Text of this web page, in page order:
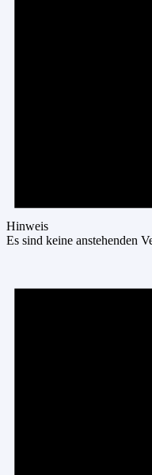
Hinweis
Es sind keine anstehenden